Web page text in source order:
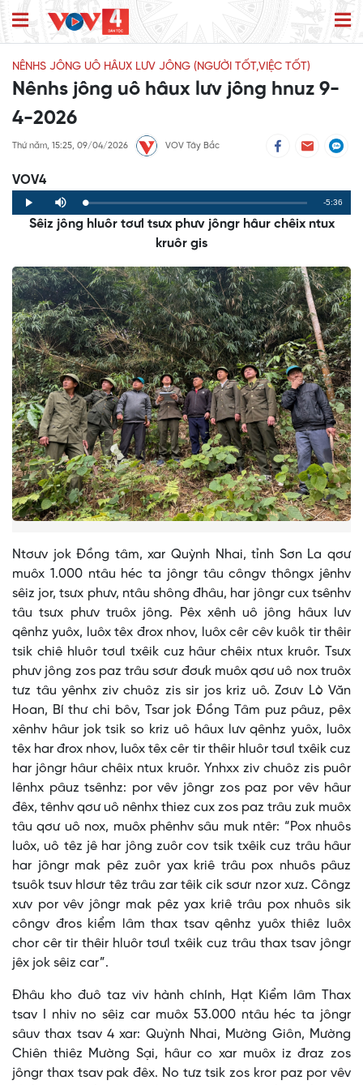
NÊNHS JÔNG UÔ HÂUX LƯV JÔNG (NGƯỜI TỐT,VIỆC TỐT)
Nênhs jông uô hâux lưv jông hnuz 9-
4-2026
Thứ năm, 15:25, 09/04/2026 VOV Tây Bắc
VOV4
Play Mute Loaded:
0%
Progress:
0%
Remaining
Time
-5:36
Sêiz jông hluôr tơưl tsưx phưv jôngr hâur chêix ntux
kruôr gis
Ntơưv jok Đồng tâm, xar Quỳnh Nhai, tỉnh Sơn La qơư
muôx 1.000 ntâu héc ta jôngr tâu côngv thôngx jênhv
sêiz jor, tsưx phưv, ntâu shông đhâu, har jôngr cux tsênhv
tâu tsưx phưv truôx jông. Pêx xênh uô jông hâux lưv
qênhz yuôx, luôx têx đrox nhov, luôx cêr cêv kuôk tir thêir
tsik chiê hluôr tơưl txêik cuz hâur chêix ntux kruôr. Tsưx
phưv jông zos paz trâu sơưr đơưk muôx qơư uô nox truôx
tưz tâu yênhx ziv chuôz zis sir jos kriz uô. Zơưv Lò Văn
Hoan, Bí thư chi bôv, Tsar jok Đồng Tâm puz pâuz, pêx
xênhv hâur jok tsik so kriz uô hâux lưv qênhz yuôx, luôx
têx har đrox nhov, luôx têx cêr tir thêir hluôr tơưl txêik cuz
har jôngr hâur chêix ntux kruôr. Ynhxx ziv chuôz zis puôr
lênhx pâuz tsênhz: por vêv jôngr zos paz por vêv hâur
đêx, tênhv qơư uô nênhx thiez cux zos paz trâu zuk muôx
tâu qơư uô nox, muôx phênhv sâu muk ntêr: “Pox nhuôs
luôx, uô têz jê har jông zuôr cov tsik txêik cuz trâu hâur
har jôngr mak pêz zuôr yax kriê trâu pox nhuôs pâuz
tsuôk tsuv hlơưr têz trâu zar têik cik sơưr nzor xưz. Côngz
xưv por vêv jôngr mak pêz yax kriê trâu pox nhuôs sik
côngv đros kiểm lâm thax tsav qênhz yuôx thiêz luôx
chor cêr tir thêir hluôr tơưl txêik cuz trâu thax tsav jôngr
jêx jok sêiz car”.
Đhâu kho đuô taz viv hành chính, Hạt Kiểm lâm Thax
tsav I nhiv no sêiz car muôx 53.000 ntâu héc ta jôngr
sâuv thax tsav 4 xar: Quỳnh Nhai, Mường Giôn, Mường
Chiên thiêz Mường Sại, hâur co xar muôx iz đraz zos
jôngr thax tsav pak đêx. No tưz tsik zos kror paz por vêv